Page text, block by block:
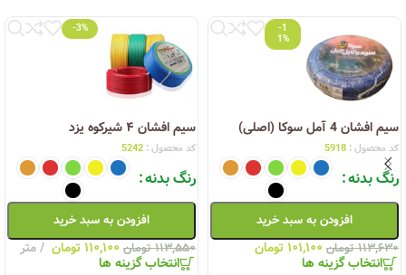
-1
1%
سیم افشان 4 آمل سوکا (اصلی)
کد محصول : 5918
رنگ بدنه
افزودن به سبد خرید
۱۱۳,۶۳۰ تومان ۱۰۱,۱۰۰ تومان
انتخاب گزینه ها
-3%
سیم افشان ۴ شیرکوه یزد
کد محصول : 5242
رنگ بدنه
افزودن به سبد خرید
۱۱۳,۵۵۰ تومان ۱۱۰,۱۰۰ تومان متر
انتخاب گزینه ها